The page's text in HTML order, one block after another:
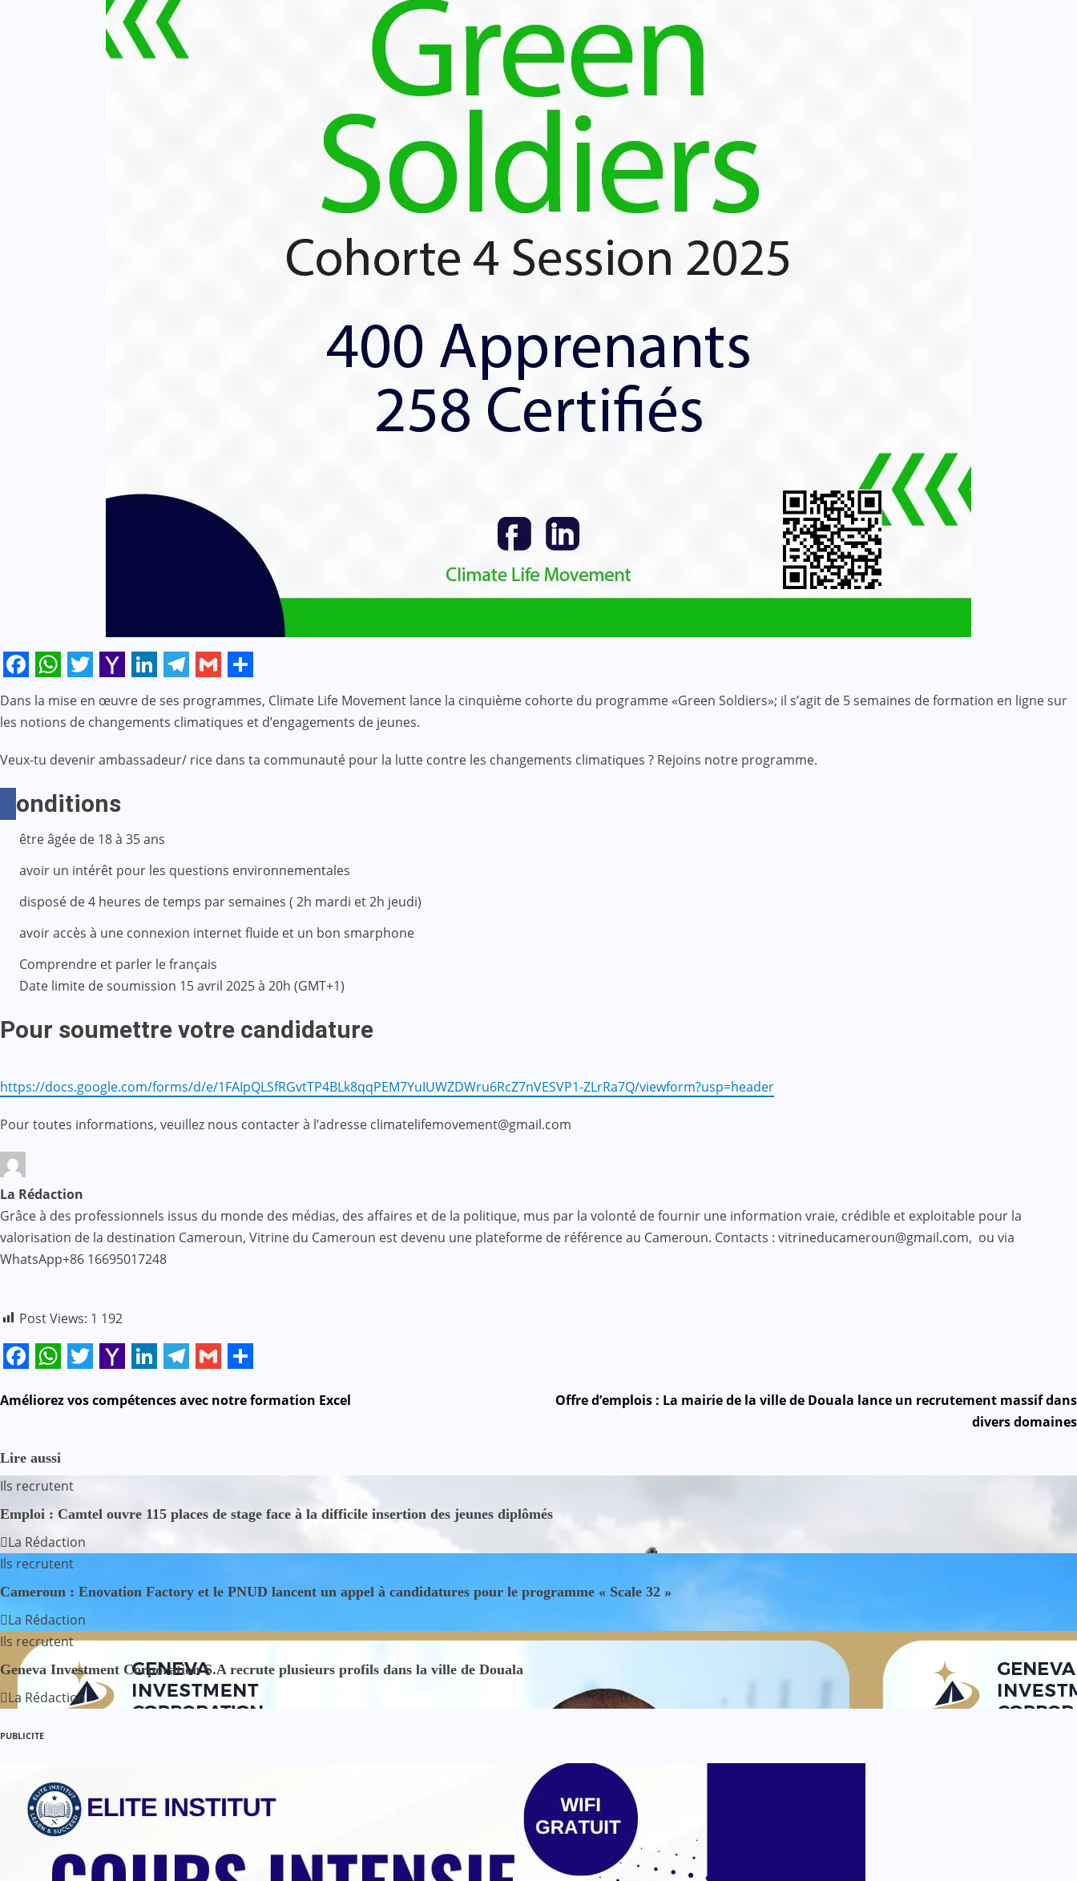
Facebook
WhatsApp
Twitter
Yahoo
Mail
LinkedIn
Telegram
GmailShare
Dans la mise en œuvre de ses programmes, Climate Life Movement lance la cinquième cohorte du programme «Green Soldiers»; il s’agit de 5 semaines de formation en ligne sur
les notions de changements climatiques et d’engagements de jeunes.
Veux-tu devenir ambassadeur/ rice dans ta communauté pour la lutte contre les changements climatiques ? Rejoins notre programme.
Conditions
être âgée de 18 à 35 ans
⁠avoir un intérêt pour les questions environnementales
⁠disposé de 4 heures de temps par semaines ( 2h mardi et 2h jeudi)
⁠avoir accès à une connexion internet fluide et un bon smarphone
⁠Comprendre et parler le français
Date limite de soumission 15 avril 2025 à 20h (GMT+1)
Pour soumettre votre candidature
https://docs.google.com/forms/d/e/1FAIpQLSfRGvtTP4BLk8qqPEM7YuIUWZDWru6RcZ7nVESVP1-ZLrRa7Q/viewform?usp=header
Pour toutes informations, veuillez nous contacter à l’adresse climatelifemovement@gmail.com
La Rédaction
Grâce à des professionnels issus du monde des médias, des affaires et de la politique, mus par la volonté de fournir une information vraie, crédible et exploitable pour la
valorisation de la destination Cameroun, Vitrine du Cameroun est devenu une plateforme de référence au Cameroun. Contacts : vitrineducameroun@gmail.com, ou via
WhatsApp+86 16695017248
Post Views: 1 192
Mail
N
v
i
g
a
t
i
o
n
d
Améliorez vos compétences avec notre formation Excel
Offre d’emplois : La mairie de la ville de Douala lance un recrutement massif dans
divers domaines
Lire aussi
Ils recrutent
Emploi : Camtel ouvre 115 places de stage face à la difficile insertion des jeunes diplômés
La Rédaction
Ils recrutent
Cameroun : Enovation Factory et le PNUD lancent un appel à candidatures pour le programme « Scale 32 »
La Rédaction
Ils recrutent
Geneva Investment Corporation S.A recrute plusieurs profils dans la ville de Douala
La Rédaction
PUBLICITE